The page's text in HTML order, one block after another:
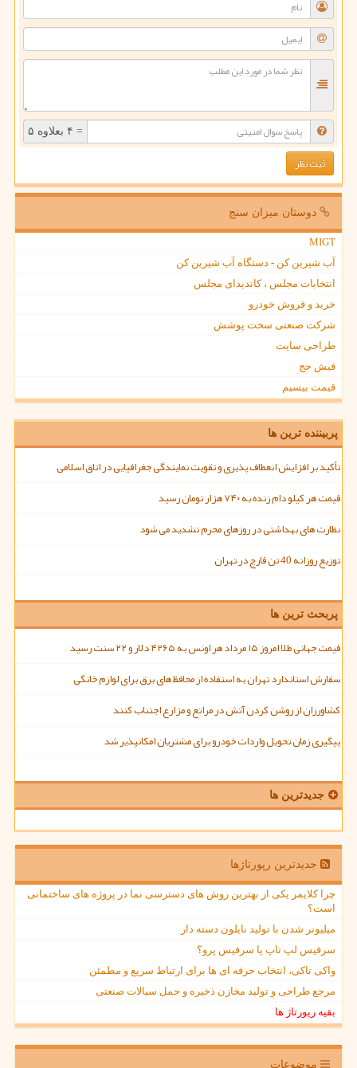
= ۴ بعلاوه ۵
دوستان میزان سنج
MIGT
آب شیرین کن - دستگاه آب شیرین کن
انتخابات مجلس ، کاندیدای مجلس
خرید و فروش خودرو
شرکت صنعتی سخت پوشش
طراحی سایت
فیش حج
قیمت بیسیم
پربیننده ترین ها
تأکید بر افزایش انعطاف پذیری و تقویت نمایندگی جغرافیایی در اتاق اسلامی
قیمت هر کیلو دام زنده به ۷۴۰ هزار تومان رسید
نظارت های بهداشتی در روزهای محرم تشدید می شود
توزیع روزانه 40 تن قارچ در تهران
پربحث ترین ها
قیمت جهانی طلا امروز ۱۵ مرداد هر اونس به ۴۲۶۵ دلار و ۲۲ سنت رسید
سفارش استاندارد تهران به استفاده از محافظ های برق برای لوازم خانگی
کشاورزان از روشن کردن آتش در مراتع و مزارع اجتناب کنند
پیگیری زمان تحویل واردات خودرو برای مشتریان امکانپذیر شد
جدیدترین ها
جدیدترین رپورتاژها
چرا کلایمر یکی از بهترین روش های دسترسی نما در پروژه های ساختمانی
است؟
میلیونر شدن با تولید نایلون دسته دار
سرفیس لپ تاپ یا سرفیس پرو؟
واکی تاکی، انتخاب حرفه ای ها برای ارتباط سریع و مطمئن
مرجع طراحی و تولید مخازن ذخیره و حمل سیالات صنعتی
بقیه رپورتاژ ها
موضوعات